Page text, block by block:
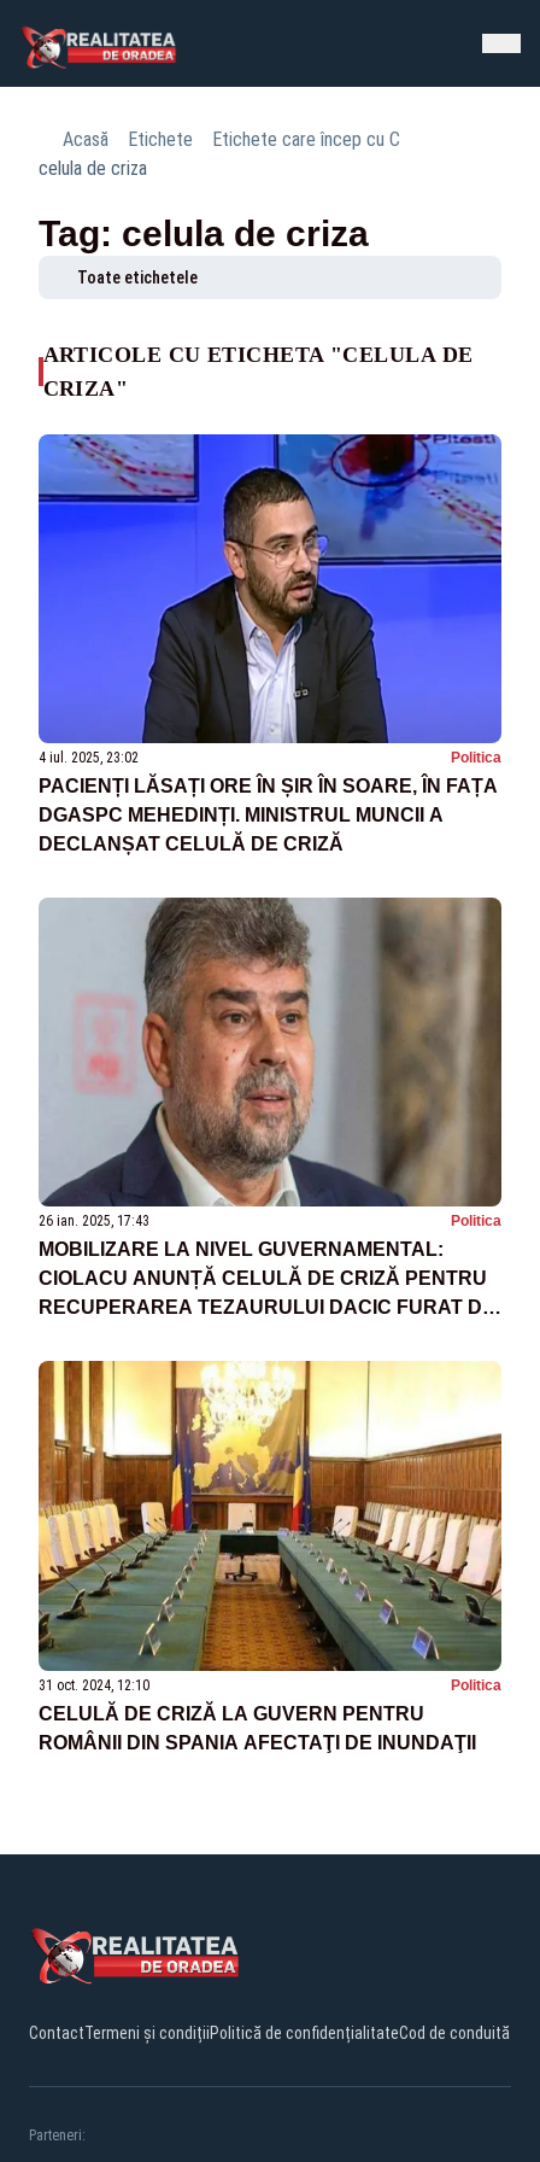
Acasă Etichete
Etichete care încep cu C
celula de criza
Tag: celula de criza
Toate etichetele
ARTICOLE CU ETICHETA "CELULA DE
CRIZA"
4 iul. 2025, 23:02 Politica
PACIENȚI LĂSAȚI ORE ÎN ȘIR ÎN SOARE, ÎN FAȚA
DGASPC MEHEDINȚI. MINISTRUL MUNCII A
DECLANȘAT CELULĂ DE CRIZĂ
26 ian. 2025, 17:43 Politica
MOBILIZARE LA NIVEL GUVERNAMENTAL:
CIOLACU ANUNȚĂ CELULĂ DE CRIZĂ PENTRU
RECUPERAREA TEZAURULUI DACIC FURAT DIN
31 oct. 2024, 12:10 Politica
CELULĂ DE CRIZĂ LA GUVERN PENTRU
ROMÂNII DIN SPANIA AFECTAŢI DE INUNDAŢII
ContactTermeni și condițiiPolitică de confidențialitateCod de conduită
Parteneri: